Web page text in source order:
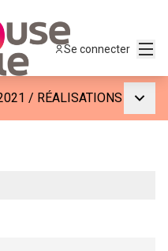
Se connecter
/ RÉALISATIONS